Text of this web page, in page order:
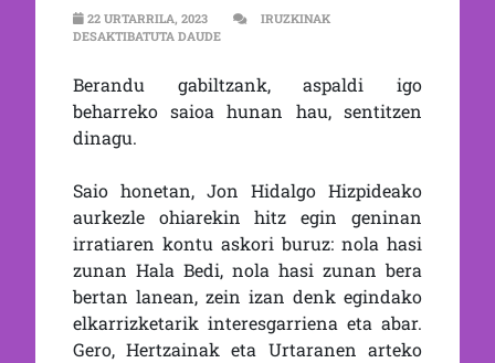
22 URTARRILA, 2023
IRUZKINAK
DESAKTIBATUTA DAUDE2×04: JON HIDALGO (EX HIZPIDEA)
Berandu gabiltzank, aspaldi igo
beharreko saioa hunan hau, sentitzen
dinagu.
Saio honetan, Jon Hidalgo Hizpideako
aurkezle ohiarekin hitz egin geninan
irratiaren kontu askori buruz: nola hasi
zunan Hala Bedi, nola hasi zunan bera
bertan lanean, zein izan denk egindako
elkarrizketarik interesgarriena eta abar.
Gero, Hertzainak eta Urtaranen arteko